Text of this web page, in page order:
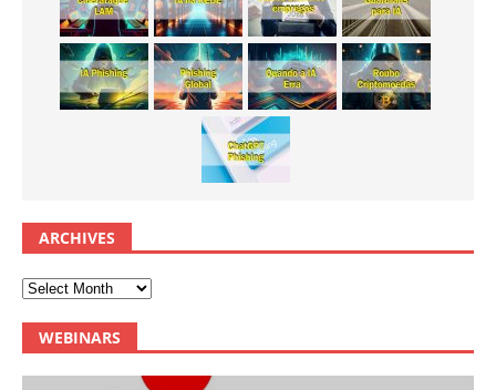
ARCHIVES
WEBINARS